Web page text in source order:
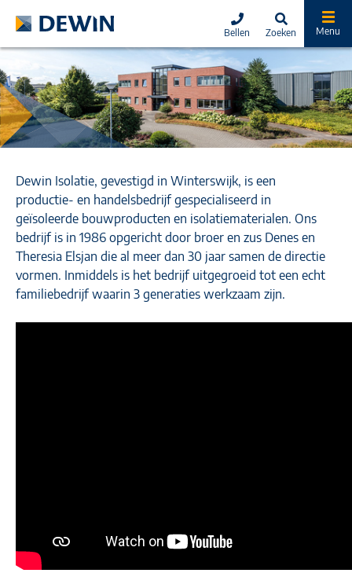
Bellen Zoeken Menu
Dewin Isolatie, gevestigd in Winterswijk, is een
productie- en handelsbedrijf gespecialiseerd in
geïsoleerde bouwproducten en isolatiematerialen. Ons
bedrijf is in 1986 opgericht door broer en zus Denes en
Theresia Elsjan die al meer dan 30 jaar samen de directie
vormen. Inmiddels is het bedrijf uitgegroeid tot een echt
familiebedrijf waarin 3 generaties werkzaam zijn.